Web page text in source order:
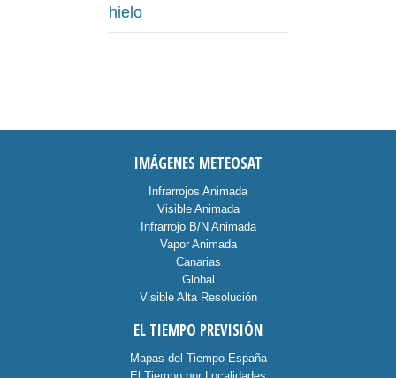
hielo
IMÁGENES METEOSAT
Infrarrojos Animada
Visible Animada
Infrarrojo B/N Animada
Vapor Animada
Canarias
Global
Visible Alta Resolución
EL TIEMPO PREVISIÓN
Mapas del Tiempo España